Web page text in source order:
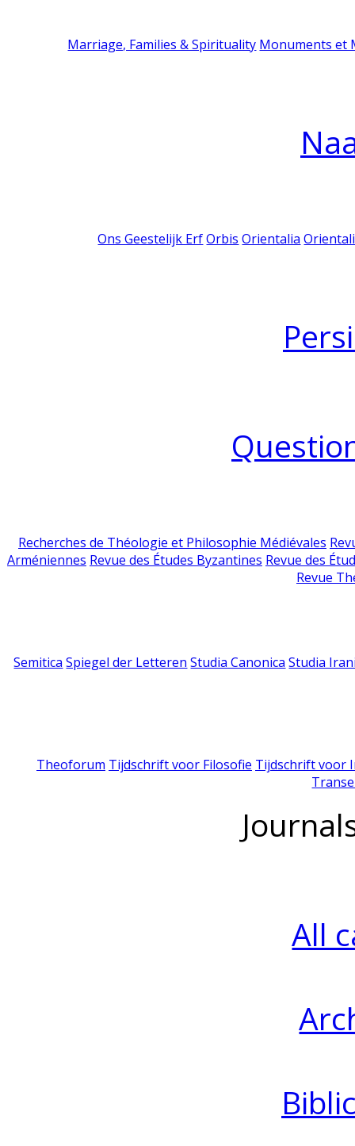
Marriage, Families & Spirituality Monuments et
Ons Geestelijk Erf Orbis Orientalia
Recherches de Théologie et Philosophie Médiévales
Arméniennes Revue des Études Byzantines Revue des
Revue
Semitica Spiegel der Letteren Studia Canonica Studia
Theoforum Tijdschrift voor Filosofie Tijdschrift voor
All